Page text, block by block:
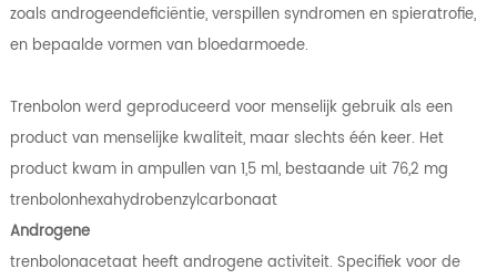
zoals androgeendeficiëntie, verspillen syndromen en spieratrofie,
en bepaalde vormen van bloedarmoede.
Trenbolon werd geproduceerd voor menselijk gebruik als een
product van menselijke kwaliteit, maar slechts één keer. Het
product kwam in ampullen van 1,5 ml, bestaande uit 76,2 mg
trenbolonhexahydrobenzylcarbonaat
Androgene
trenbolonacetaat heeft androgene activiteit. Specifiek voor de